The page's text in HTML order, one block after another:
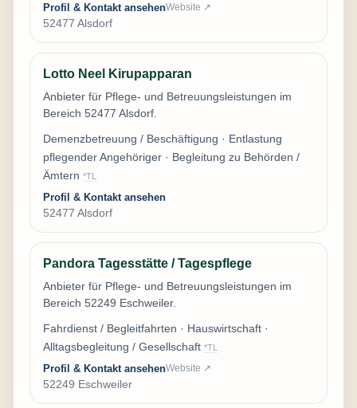
Profil & Kontakt ansehenWebsite ↗
52477 Alsdorf
Lotto Neel Kirupapparan
Anbieter für Pflege- und Betreuungsleistungen im
Bereich 52477 Alsdorf.
Demenzbetreuung / Beschäftigung · Entlastung
pflegender Angehöriger · Begleitung zu Behörden /
Ämtern *TL
Profil & Kontakt ansehen
52477 Alsdorf
Pandora Tagesstätte / Tagespflege
Anbieter für Pflege- und Betreuungsleistungen im
Bereich 52249 Eschweiler.
Fahrdienst / Begleitfahrten · Hauswirtschaft ·
Alltagsbegleitung / Gesellschaft *TL
Profil & Kontakt ansehenWebsite ↗
52249 Eschweiler